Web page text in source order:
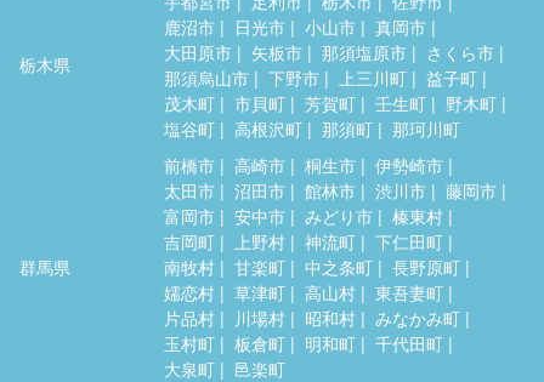
栃木県
鹿沼市
日光市 小山市
真岡市
大田原市
矢板市 那須塩原市
さくら市
那須烏山市
下野市 上三川町
益子町
茂木町
市貝町 芳賀町 壬生町
野木町
塩谷町
高根沢町 那須町 那珂川町
群馬県
前橋市 高崎市 桐生市
伊勢崎市
太田市
沼田市 館林市 渋川市
藤岡市
富岡市
安中市 みどり市
榛東村
吉岡町
上野村 神流町
下仁田町
南牧村
甘楽町 中之条町
長野原町
嬬恋村
草津町 高山村
東吾妻町
片品村
川場村 昭和村
みなかみ町
玉村町
板倉町 明和町
千代田町
大泉町
邑楽町